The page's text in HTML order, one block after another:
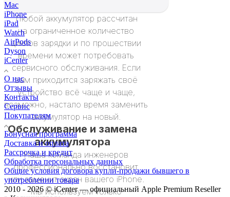
Любой аккумулятор рассчитан
на ограниченное количество
циклов зарядки и по прошествии
времени может потребовать
сервисного обслуживания. Если
вам приходится заряжать своё
устройство всё чаще и чаще,
возможно, настало время заменить
аккумулятор на новый.
Обслуживание и замена
аккумулятора
Наша команда инженеров
профессионально восстановит
или заменит экран вашего iPhone.
Мы используем только
Mac
iPhone
iPad
Watch
AirPods
Dyson
iCenter
О нас
Отзывы
Контакты
Сервис
Покупателям
Бонусная программа
Доставка и оплата
Рассрочка и кредит
Обработка персональных данных
Общие условия договора купли-продажи бывшего в
употреблении товара
2010 - 2026 © iCenter — официальный Apple Premium Reseller